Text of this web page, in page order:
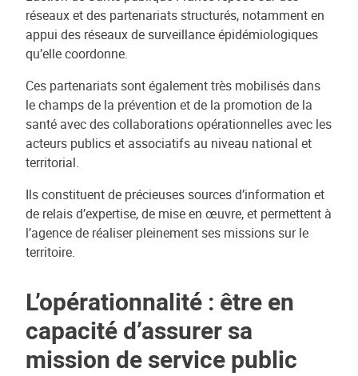
réseaux et des partenariats structurés, notamment en
appui des réseaux de surveillance épidémiologiques
qu’elle coordonne.
Ces partenariats sont également très mobilisés dans
le champs de la prévention et de la promotion de la
santé avec des collaborations opérationnelles avec les
acteurs publics et associatifs au niveau national et
territorial.
Ils constituent de précieuses sources d’information et
de relais d’expertise, de mise en œuvre, et permettent à
l’agence de réaliser pleinement ses missions sur le
territoire.
L’opérationnalité : être en
capacité d’assurer sa
mission de service public